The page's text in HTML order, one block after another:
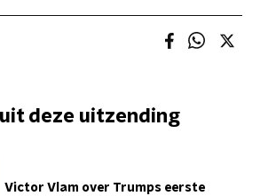
deze uitzending
Victor Vlam over Trumps eerste